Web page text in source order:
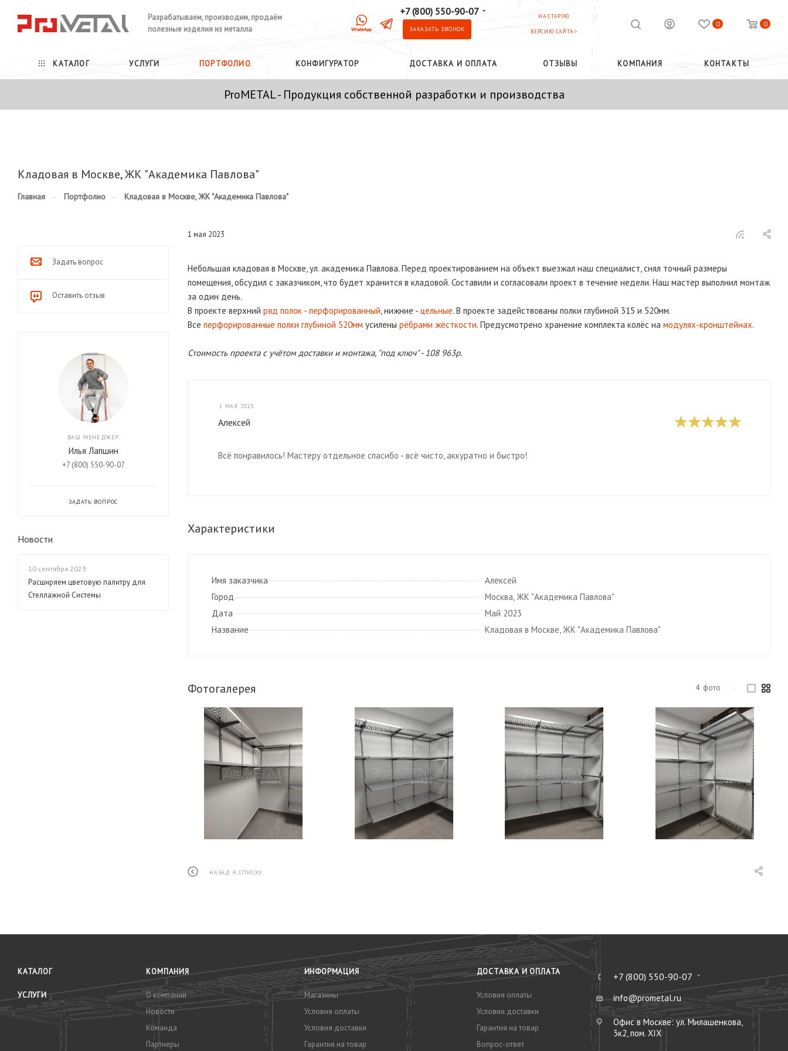
Разрабатываем, производим, продаём
полезные изделия из металла
+7 (800) 550-90-07
ЗАКАЗАТЬ ЗВОНОК
НА СТАРУЮ
ВЕРСИЮ САЙТА >
0 0
КАТАЛОГ УСЛУГИ ПОРТФОЛИО КОНФИГУРАТОР ДОСТАВКА И ОПЛАТА ОТЗЫВЫ КОМПАНИЯ КОНТАКТЫ
ProMETAL - Продукция собственной разработки и производства
Кладовая в Москве, ЖК "Академика Павлова"
Главная — Портфолио — Кладовая в Москве, ЖК "Академика Павлова"
1 мая 2023
Небольшая кладовая в Москве, ул. академика Павлова. Перед проектированием на объект выезжал наш специалист, снял точный размеры
помещения, обсудил с заказчиком, что будет хранится в кладовой. Составили и согласовали проект в течение недели. Наш мастер выполнил монтаж
за один день.
В проекте верхний ряд полок - перфорированный, нижние - цельные. В проекте задействованы полки глубиной 315 и 520мм.
Все перфорированные полки глубиной 520мм усилены рёбрами жёсткости. Предусмотрено хранение комплекта колёс на модулях-кронштейнах.
Стоимость проекта с учётом доставки и монтажа, "под ключ" - 108 963р.
1 МАЯ 2023
Алексей
Всё понравилось! Мастеру отдельное спасибо - всё чисто, аккуратно и быстро!
Характеристики
Имя заказчика
Алексей
Город
Москва, ЖК "Академика Павлова"
Дата
Май 2023
Название
Кладовая в Москве, ЖК "Академика Павлова"
Фотогалерея 4 фото
НАЗАД К СПИСКУ
Задать вопрос
Оставить отзыв
ВАШ МЕНЕДЖЕР
Илья Лапшин
+7 (800) 550-90-07
ЗАДАТЬ ВОПРОС
Новости
10 сентября 2023
Расширяем цветовую палитру для
Стеллажной Системы
КАТАЛОГ
УСЛУГИ
КОМПАНИЯ
О компании
Новости
Команда
Партнеры
ИНФОРМАЦИЯ
Магазины
Условия оплаты
Условия доставки
Гарантия на товар
ДОСТАВКА И ОПЛАТА
Условия оплаты
Условия доставки
Гарантия на товар
Вопрос-ответ
+7 (800) 550-90-07
info@prometal.ru
Офис в Москве: ул. Милашенкова,
3к2, пом. XIX